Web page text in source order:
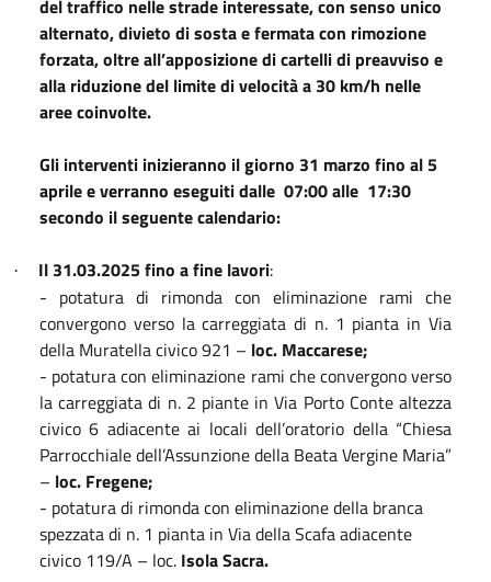
del traffico nelle strade interessate, con senso unico
alternato, divieto di sosta e fermata con rimozione
forzata, oltre all’apposizione di cartelli di preavviso e
alla riduzione del limite di velocità a 30 km/h nelle
aree coinvolte.
Gli interventi inizieranno il giorno 31 marzo fino al 5
aprile e verranno eseguiti dalle 07:00 alle 17:30
secondo il seguente calendario:
· Il 31.03.2025 fino a fine lavori:
- potatura di rimonda con eliminazione rami che
convergono verso la carreggiata di n. 1 pianta in Via
della Muratella civico 921 – loc. Maccarese;
- potatura con eliminazione rami che convergono verso
la carreggiata di n. 2 piante in Via Porto Conte altezza
civico 6 adiacente ai locali dell’oratorio della “Chiesa
Parrocchiale dell’Assunzione della Beata Vergine Maria”
– loc. Fregene;
- potatura di rimonda con eliminazione della branca
spezzata di n. 1 pianta in Via della Scafa adiacente
civico 119/A – loc. Isola Sacra.